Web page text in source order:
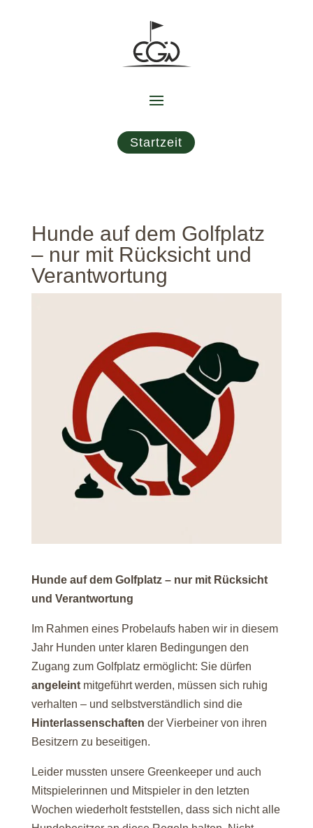
Startzeit
Hunde auf dem Golfplatz
– nur mit Rücksicht und
Verantwortung
Hunde auf dem Golfplatz – nur mit Rücksicht
und Verantwortung
Im Rahmen eines Probelaufs haben wir in diesem
Jahr Hunden unter klaren Bedingungen den
Zugang zum Golfplatz ermöglicht: Sie dürfen
angeleintmitgeführt werden, müssen sich ruhig
verhalten – und selbstverständlich sind die
Hinterlassenschaften der Vierbeiner von ihren
Besitzern zu beseitigen.
Leider mussten unsere Greenkeeper und auch
Mitspielerinnen und Mitspieler in den letzten
Wochen wiederholt feststellen, dass sich nicht alle